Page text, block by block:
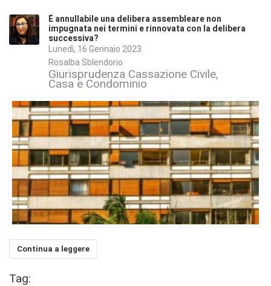
È annullabile una delibera assembleare non
impugnata nei termini e rinnovata con la delibera
successiva?
Lunedì, 16 Gennaio 2023
Rosalba Sblendorio
Giurisprudenza Cassazione Civile
Casa e Condominio
Continua a leggere
Tag: